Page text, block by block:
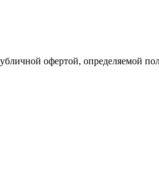
офертой, определяемой